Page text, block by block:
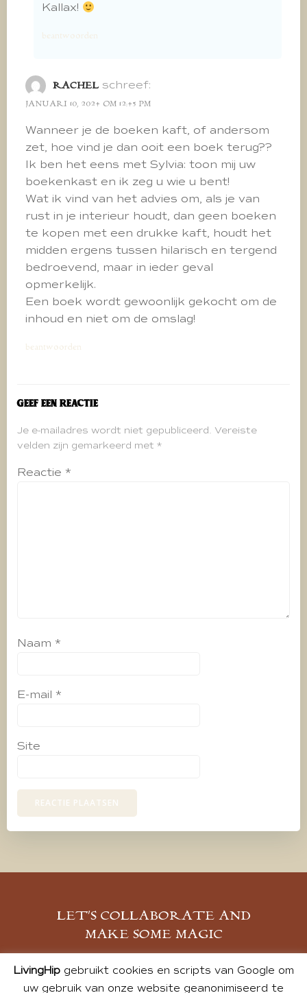
Kallax!
beantwoorden
RACHEL schreef:
JANUARI 10, 2024 OM 12:45 PM
Wanneer je de boeken kaft, of andersom
zet, hoe vind je dan ooit een boek terug??
Ik ben het eens met Sylvia: toon mij uw
boekenkast en ik zeg u wie u bent!
Wat ik vind van het advies om, als je van
rust in je interieur houdt, dan geen boeken
te kopen met een drukke kaft, houdt het
midden ergens tussen hilarisch en tergend
bedroevend, maar in ieder geval
opmerkelijk.
Een boek wordt gewoonlijk gekocht om de
inhoud en niet om de omslag!
beantwoorden
Geef een reactie
Je e-mailadres wordt niet gepubliceerd. Vereiste
velden zijn gemarkeerd met *
Reactie *
Naam *
E-mail *
Site
LET’S COLLABORATE AND
MAKE SOME MAGIC
MELD JE AAN
LivingHipgebruikt cookies en scripts van Google om
uw gebruik van onze website geanonimiseerd te